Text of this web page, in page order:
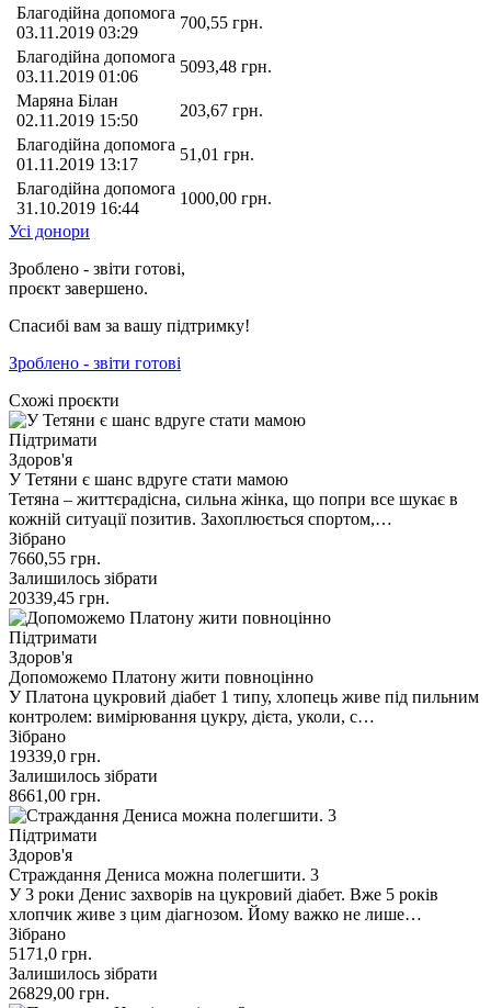
Благодійна допомога
03.11.2019 03:29
700,55 грн.
Благодійна допомога
03.11.2019 01:06
5093,48 грн.
Маряна Білан
02.11.2019 15:50
203,67 грн.
Благодійна допомога
01.11.2019 13:17
51,01 грн.
Благодійна допомога
31.10.2019 16:44
1000,00 грн.
Усі донори
Зроблено - звіти готові,
проєкт завершено.
Спасибі вам за вашу підтримку!
Зроблено - звіти готові
Схожі проєкти
Підтримати
Здоров'я
У Тетяни є шанс вдруге стати мамою
Тетяна – життєрадісна, сильна жінка, що попри все шукає в
кожній ситуації позитив. Захоплюється спортом,…
Зібрано
7660,55 грн.
Залишилось зібрати
20339,45 грн.
Підтримати
Здоров'я
Допоможемо Платону жити повноцінно
У Платона цукровий діабет 1 типу, хлопець живе під пильним
контролем: вимірювання цукру, дієта, уколи, с…
Зібрано
19339,0 грн.
Залишилось зібрати
8661,00 грн.
Підтримати
Здоров'я
Страждання Дениса можна полегшити. 3
У 3 роки Денис захворів на цукровий діабет. Вже 5 років
хлопчик живе з цим діагнозом. Йому важко не лише…
Зібрано
5171,0 грн.
Залишилось зібрати
26829,00 грн.